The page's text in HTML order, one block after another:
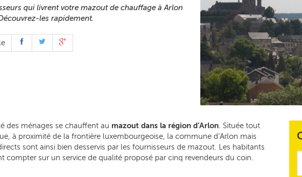
qui livrent votre mazout de chauffage à Arlon
les rapidement.
des ménages se chauffent au mazout dans la région d’Arlon. Située tout
à proximité de la frontière luxembourgeoise, la commune d’Arlon mais
sont ainsi bien desservis par les fournisseurs de mazout. Les habitants
compter sur un service de qualité proposé par cinq revendeurs du coin.